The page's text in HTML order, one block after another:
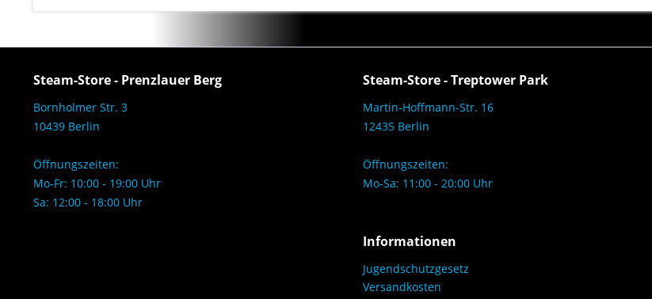
Steam-Store - Prenzlauer Berg
Bornholmer Str. 3
10439 Berlin
Öffnungszeiten:
Mo-Fr: 10:00 - 19:00 Uhr
Sa: 12:00 - 18:00 Uhr
Steam-Store - Treptower Park
Martin-Hoffmann-Str. 16
12435 Berlin
Öffnungszeiten:
Mo-Sa: 11:00 - 20:00 Uhr
Informationen
Jugendschutzgesetz
Versandkosten